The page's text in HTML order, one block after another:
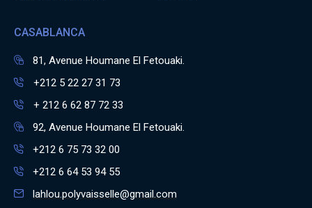
CASABLANCA
81, Avenue Houmane El Fetouaki.
+212 5 22 27 31 73
+ 212 6 62 87 72 33
92, Avenue Houmane El Fetouaki.
+212 6 75 73 32 00
+212 6 64 53 94 55
lahlou.polyvaisselle@gmail.com